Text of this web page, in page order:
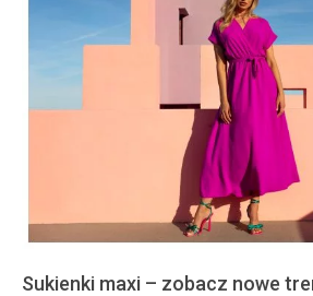
Sukienki maxi – zobacz nowe